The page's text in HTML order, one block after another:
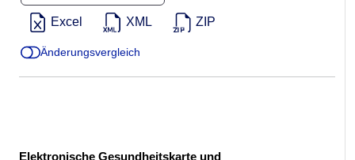
Excel XML ZIP
Änderungsvergleich
Elektronische Gesundheitskarte und